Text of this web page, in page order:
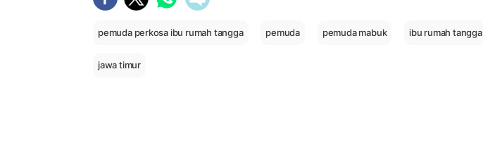
pemuda perkosa ibu rumah tangga pemuda pemuda mabuk ibu rumah tangga
jawa timur